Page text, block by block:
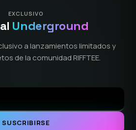
EXCLUSIVO
Underground
a lanzamientos limitados y
de la comunidad RIFFTEE.
SUSCRIBIRSE